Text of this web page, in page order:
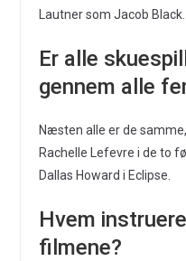
Lautner som Jacob Black.
Er alle
gennem alle
Næsten alle er de
Rachelle Lefevre i de to
Dallas Howard i Eclipse.
Hvem
filmene?